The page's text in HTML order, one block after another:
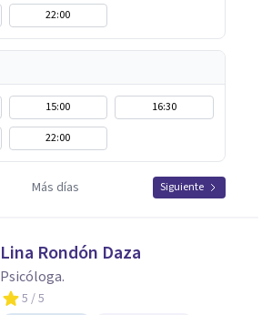
22:00
15:00
16:30
22:00
Más días Siguiente
Lina Rondón Daza
Psicóloga.
5 / 5